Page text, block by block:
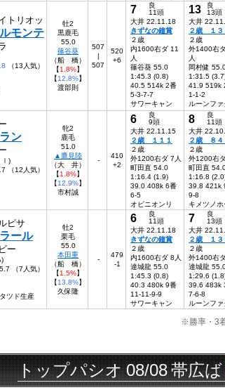
トリオッ
モンテ
（13人気）
牡2
黒鹿毛
55.0
篠谷葵
（船 橋）
【1.8%】
【12.8%】
渡部則
507
|
507
520
+6
7
良
11頭
大井 22.11.18
きずなの鐘賞
２歳
内1600右ダ 11
人
篠谷葵 55.0
1:45.3 (0.8)
40.5 514k 2番
5-3-7-7
サワーキャン
13
良
13頭
大井
２歳 １３
２歳
外1400右
人
岡村健
1:31.5
41.9 519k
1-1-2
ルーンファ
ン
ｌ)
（12人気）
牝2
鹿毛
51.0
▲鷹見陸
（大 井）
【1.8%】
【12.9%】
市村誠
-
410
+2
6
良
9頭
大井 22.11.15
２歳 １１１
２歳
外1200右ダ 7人
町田直 54.0
1:16.4 (1.9)
39.0 408k 6番
6-5
オピニオンリ
8
良
11頭
大井
２歳 ８４
２歳
外1200右
町田直
1:16.8
39.8 421k
9-8
キメツノホ
ピサ
ール
ー
)
（7人気）
ツド生産
牡2
栗毛
55.0
本田重
（船 橋）
【1.5%】
【13.8%】
久保隆
-
479
-1
6
良
11頭
大井 22.11.18
きずなの鐘賞
２歳
内1600右ダ 8人
達城龍 55.0
1:45.3 (0.8)
40.3 480k 9番
11-11-9-9
サワーキャン
7
良
13頭
大井
２歳 １３
２歳
外1400右
達城龍
1:29.6
39.6 483k
7-6-8
ルーンファ
※勝率・3
パシオ08/08帯広ば 1R